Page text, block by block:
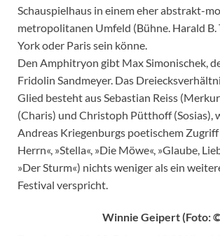
Schauspielhaus in einem eher abstrakt-
metropolitanen Umfeld (Bühne. Harald B.
York oder Paris sein könne.
Den Amphitryon gibt Max Simonischek,
Fridolin Sandmeyer. Das
Glied besteht aus Sebastian Reiss
(Charis) und Christoph Pütthoff (Sosias),
Andreas Kriegenburgs poetischem
Herrn«, »Stella«, »Die Möwe«, »Glaube,
»Der Sturm«) nichts weniger als ein
Festival verspricht.
Winnie Geipert (Foto: